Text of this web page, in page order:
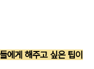
에게 해주고 싶은 팁이